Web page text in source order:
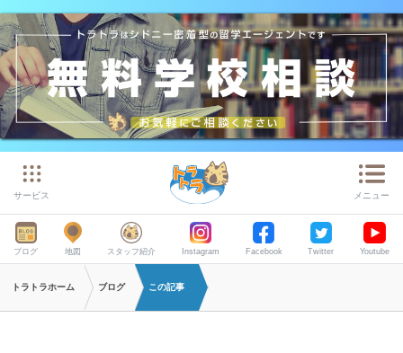
サービス メニュー
ブログ 地図 スタッフ紹介 Instagram Facebook Twitter Youtube
トラトラホーム ブログ この記事